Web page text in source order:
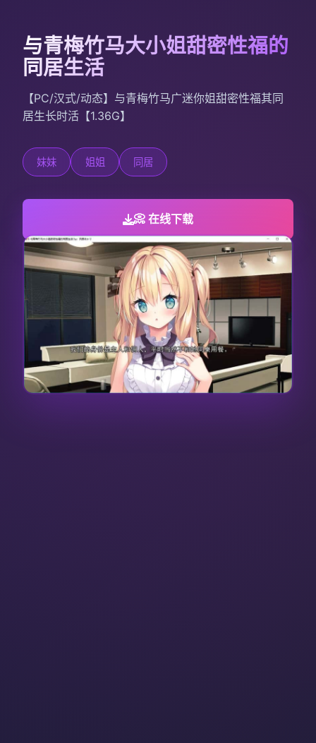
与青梅竹马大小姐甜密性福的
同居生活
【PC/汉式/动态】与青梅竹马广迷你姐甜密性福其同
居生长时活【1.36G】
妹妹 姐姐 同居
📀 在线下载